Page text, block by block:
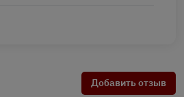
Добавить отзыв